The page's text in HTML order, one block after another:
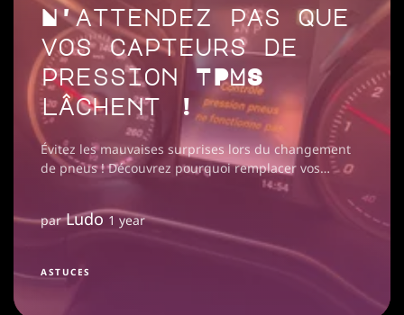
N'attendez pas que
vos capteurs de
pression TPMS
lâchent !
Évitez les mauvaises surprises lors du changement
de pneus ! Découvrez pourquoi remplacer vos
capteurs TPMS en même temps peut vous faire
économiser du temps et de l'argent.
parLudo1 year
ASTUCES